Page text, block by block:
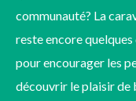
communauté? La
reste encore
pour encourager les
découvrir le plaisir de